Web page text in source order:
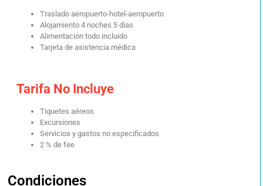
Traslado aeropuerto-hotel-aeropuerto
Alojamiento 4 noches 5 días
Alimentación todo incluido
Tarjeta de asistencia médica
Tarifa No Incluye
Tiquetes aéreos
Excursiones
Servicios y gastos no especificados
2 % de fee
Condiciones